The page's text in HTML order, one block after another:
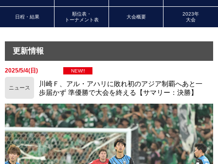
日程・結果
順位表・
トーナメント表
大会概要
2023年
大会
更新情報
2025/5/4(日) NEW!!
ニュース
川崎Ｆ、アル・アハリに敗れ初のアジア制覇へあと一
歩届かず 準優勝で大会を終える【サマリー：決勝】